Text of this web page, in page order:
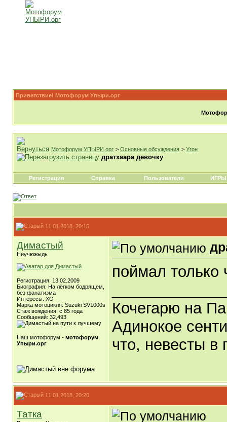
Приветствие! Мотофорум Упыри.орг
Мотофорум УПЫРИ.орг > Основные обсуждения > Угон
дратхаара девочку
Регистрация Справка Пользователи ИГРЫ
11.01.2018, 20:15
Димастый
Ниучюжыдь
Регистрация: 13.02.2009
Биография: На лёгком бодрящем,
без фанатизма
Интересы: ХО
Марка мотоцикля: Suzuki SV1000s
Стаж вождения: с 85 года
Сообщений: 32,493
Наш мотофорум - мотофорум
Упыри.орг
поймал только
Кочегарю на
Адинокое
что, невесты в
11.01.2018, 20:20
Татка